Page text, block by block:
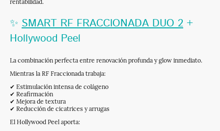
rentabilidad.
✨ SMART RF FRACCIONADA DUO 2 +
Hollywood Peel
La combinación perfecta entre renovación profunda y glow inmediato.
Mientras la RF Fraccionada trabaja:
✔ Estimulación intensa de colágeno
✔ Reafirmación
✔ Mejora de textura
✔ Reducción de cicatrices y arrugas
El Hollywood Peel aporta: